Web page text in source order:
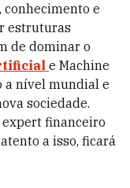
e
estruturas
de dominar o
e Machine
a nível mundial e
sociedade.
expert financeiro
a isso, ficará